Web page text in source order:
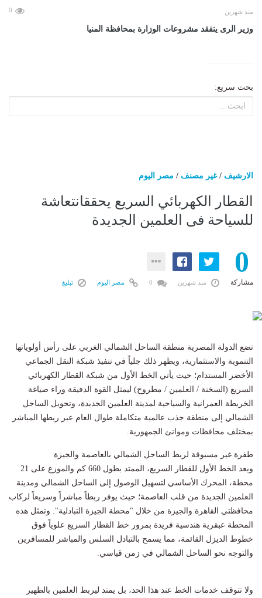
منذ شهرين 0
وزير الرى يتفقد مشروعات الوزارة بمحافظة المنيا
بحث سريع:
الارشيف /غير مصنف / مصر اليوم
القطار الكهربائي السريع يحقق ​انتعاشة
للسياحة فى العلمين الجديدة
0
مشاركة منذ شهرين مصر اليوم تبليغ
​تضع الدولة المصرية منطقة الساحل الشمالي الغربي على رأس أولوياتها
التنموية والاستثمارية، ويظهر ذلك جلياً في تنفيذ شبكة النقل الجماعي
الأخضر المستدام؛ حيث يأتي الخط الأول من شبكة القطار الكهربائي
السريع (السخنة / العلمين / مطروح) ليمثل القوة الدفيقة وراء صياغة
الخريطة العمرانية والسياحية لمدينة العلمين الجديدة، وتحويل الساحل
الشمالي إلى منطقة جذب عالمية متكاملة طوال العام عبر ربطها المباشر
بمختلف محافظات وموانئ الجمهورية.
​طفرة غير مسبوقة لربط الساحل الشمالي بالعاصمة والجيزة
​ويعد الخط الأول للقطار السريع، الممتد بطول 660 كم والموزع على 21
محطة، المحرك الأساسي لتسهيل الوصول إلى الساحل الشمالي ومدينة
العلمين الجديدة من قلب العاصمة؛ حيث يوفر ربطاً مباشراً وسريعاً لركاب
محافظتي القاهرة والجيزة من خلال "محطة الجيزة التبادلية". وتمثل هذه
المحطة عبقرية هندسية فريدة بمرور خط القطار السريع علوياً فوق
خطوط الديزل القائمة، مما يسمح بالتبادل السلس والمباشر للمسافرين
والتوجه نحو الساحل الشمالي في زمن قياسي.
​ولا تتوقف خدمات الخط عند هذا الحد، بل يمتد ليربط العلمين بالظهير